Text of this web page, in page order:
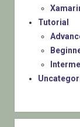
Tutorial